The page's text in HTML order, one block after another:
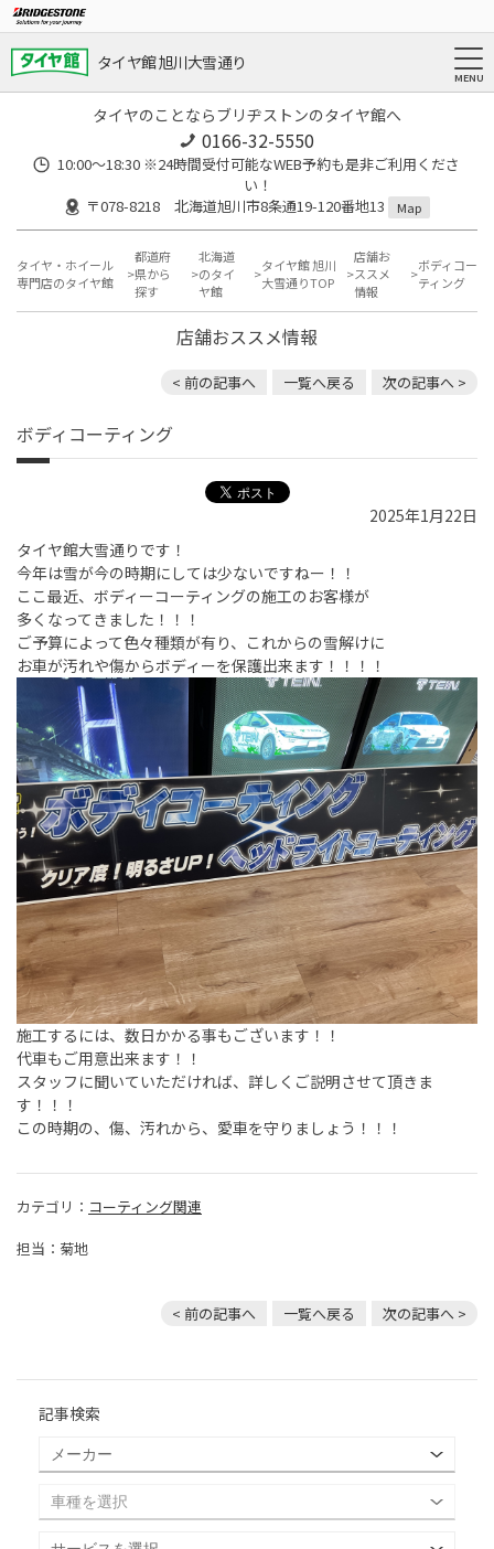
タイヤ館 旭川大雪通り
タイヤのことならブリヂストンのタイヤ館へ
0166-32-5550
10:00～18:30 ※24時間受付可能なWEB予約も是非ご利用くださ
い！
〒078-8218 北海道旭川市8条通19-120番地13
Map
タイヤ・ホイール
専門店のタイヤ館
都道府
県から
探す
北海道
のタイ
ヤ館
タイヤ館 旭川
大雪通りTOP
店舗お
ススメ
情報
ボディコー
ティング
店舗おススメ情報
< 前の記事へ 一覧へ戻る 次の記事へ >
ボディコーティング
2025年1月22日
タイヤ館大雪通りです！
今年は雪が今の時期にしては少ないですねー！！
ここ最近、ボディーコーティングの施工のお客様が
多くなってきました！！！
ご予算によって色々種類が有り、これからの雪解けに
お車が汚れや傷からボディーを保護出来ます！！！！
施工するには、数日かかる事もございます！！
代車もご用意出来ます！！
スタッフに聞いていただければ、詳しくご説明させて頂きま
す！！！
この時期の、傷、汚れから、愛車を守りましょう！！！
カテゴリ： コーティング関連
担当：菊地
< 前の記事へ 一覧へ戻る 次の記事へ >
記事検索